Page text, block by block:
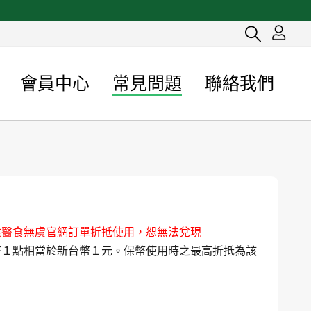
會員中心 常見問題 聯絡我們
食無虞官網訂單折抵使用，恕無法兌現
點相當於新台幣１元。保幣使用時之最高折抵為該